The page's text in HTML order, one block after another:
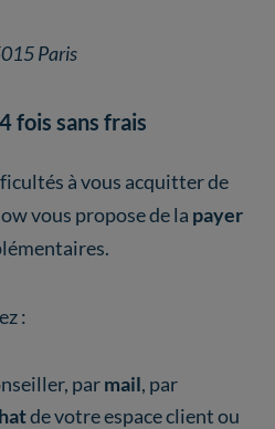
Paris
fois sans frais
à vous acquitter de
vous propose de la payer
:
parmail, par
de votre espace client ou